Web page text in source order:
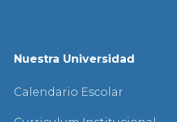
Nuestra Universidad
Calendario Escolar